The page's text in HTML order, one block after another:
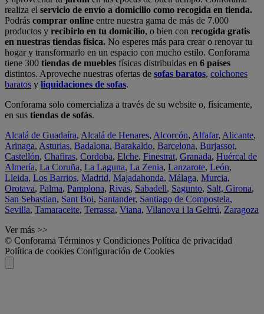
realiza el servicio de envío a domicilio como recogida en tienda.
Podrás comprar online entre nuestra gama de más de 7.000
productos y recibirlo en tu domicilio, o bien con recogida gratis
en nuestras tiendas física. No esperes más para crear o renovar tu
hogar y transformarlo en un espacio con mucho estilo. Conforama
tiene 300 tiendas de muebles físicas distribuidas en 6 países
distintos. Aproveche nuestras ofertas de sofas baratos, colchones
baratos y liquidaciones de sofas.
Conforama solo comercializa a través de su website o, físicamente,
en sus tiendas de sofás.
Alcalá de Guadaíra, Alcalá de Henares, Alcorcón, Alfafar, Alicante,
Arinaga, Asturias, Badalona, Barakaldo, Barcelona, Burjassot,
Castellón, Chafiras, Cordoba, Elche, Finestrat, Granada, Huércal de
Almería, La Coruña, La Laguna, La Zenia, Lanzarote, León,
Lleida, Los Barrios, Madrid, Majadahonda, Málaga, Murcia,
Orotava, Palma, Pamplona, Rivas, Sabadell, Sagunto, Salt, Girona,
San Sebastian, Sant Boi, Santander, Santiago de Compostela,
Sevilla, Tamaraceite, Terrassa, Viana, Vilanova i la Geltrú, Zaragoza
Ver más >>
© Conforama Términos y Condiciones Política de privacidad
Política de cookies Configuración de Cookies